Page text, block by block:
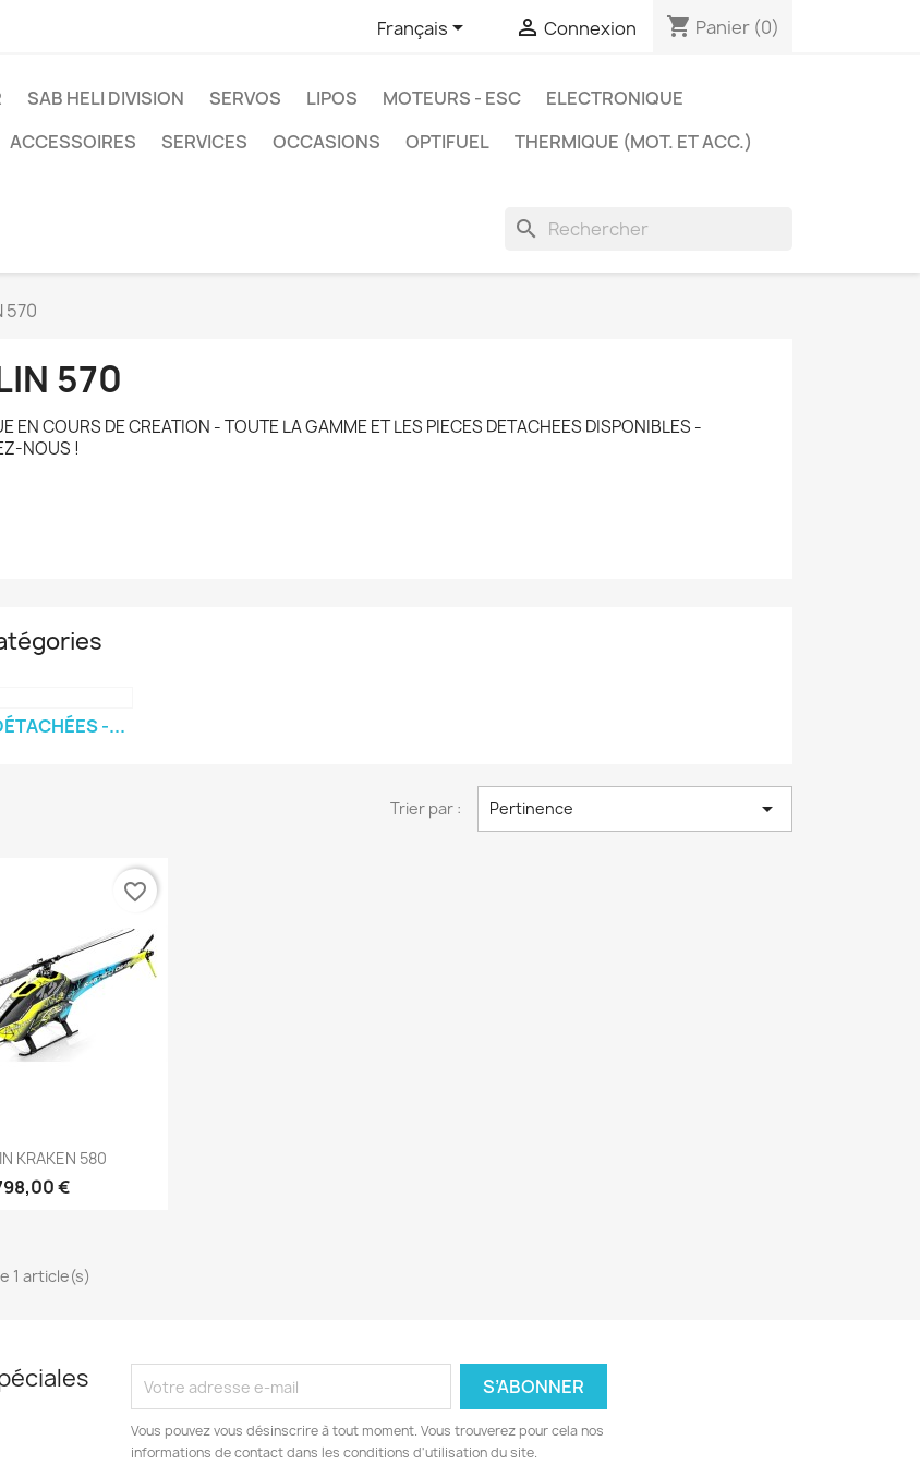
Français  Connexion shopping_cart Panier (0)
SAB HELI DIVISION SERVOS LIPOS MOTEURS - ESC
ELECTRONIQUE
ACCESSOIRES SERVICES OCCASIONS OPTIFUEL
THERMIQUE (MOT. ET ACC.)
search
570
570
EN COURS DE CREATION - TOUTE LA GAMME ET LES PIECES DETACHEES DISPONIBLES -
NOUS !
-...
Trier par : Pertinence 
rapide
KRAKEN 580
€
favorite_border
1 article(s)
Vous pouvez vous désinscrire à tout moment. Vous trouverez pour cela nos
informations de contact dans les conditions d'utilisation du site.